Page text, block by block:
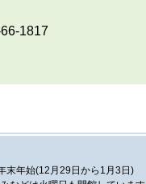
1817
末年始(12月29日から1月3日)